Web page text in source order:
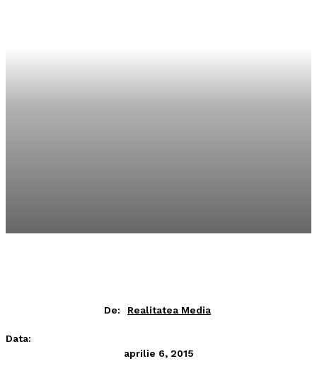
De: Realitatea Media
Data:
aprilie 6, 2015